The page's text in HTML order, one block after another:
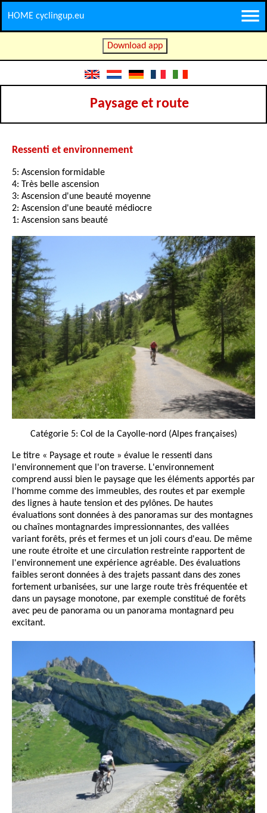
HOME cyclingup.eu
Download app
Paysage et route
Ressenti et environnement
5: Ascension formidable
4: Très belle ascension
3: Ascension d'une beauté moyenne
2: Ascension d'une beauté médiocre
1: Ascension sans beauté
Catégorie 5: Col de la Cayolle-nord (Alpes françaises)
Le titre « Paysage et route » évalue le ressenti dans
l'environnement que l'on traverse. L'environnement
comprend aussi bien le paysage que les éléments apportés par
l'homme comme des immeubles, des routes et par exemple
des lignes à haute tension et des pylônes. De hautes
évaluations sont données à des panoramas sur des montagnes
ou chaînes montagnardes impressionnantes, des vallées
variant forêts, prés et fermes et un joli cours d'eau. De même
une route étroite et une circulation restreinte rapportent de
l'environnement une expérience agréable. Des évaluations
faibles seront données à des trajets passant dans des zones
fortement urbanisées, sur une large route très fréquentée et
dans un paysage monotone, par exemple constitué de forêts
avec peu de panorama ou un panorama montagnard peu
excitant.